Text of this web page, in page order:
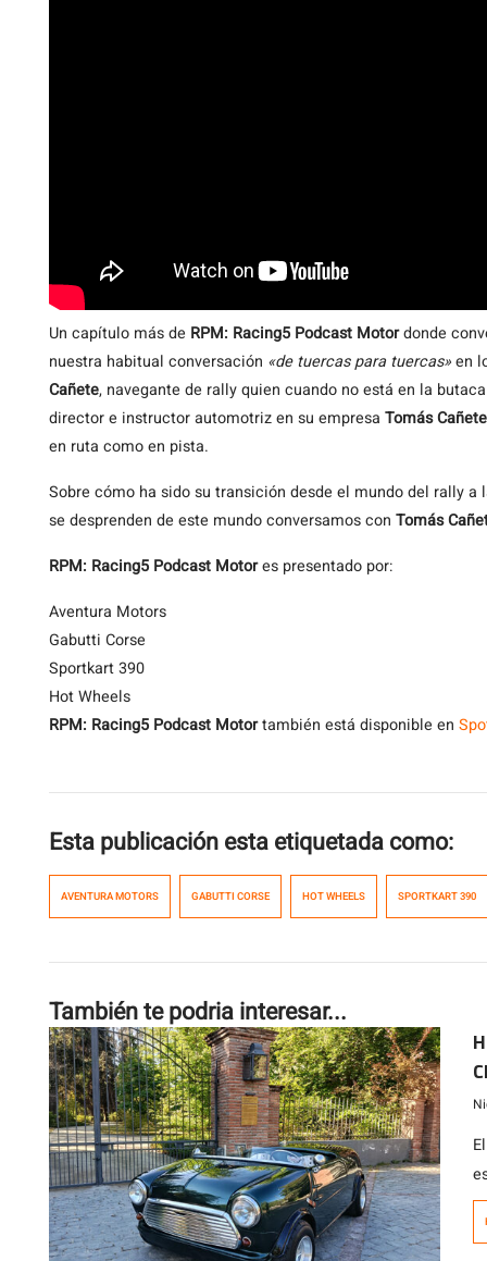
Un capítulo más de RPM: Racing5 Podcast Motordonde
nuestra habitual conversación «de tuercas para tuercas»en
Cañete, navegante de rally quien cuando no está en la
director e instructor automotriz en su empresa Tomás
en ruta como en pista.
Sobre cómo ha sido su transición desde el mundo del rally
se desprenden de este mundo conversamos con Tomás
RPM: Racing5 Podcast Motores presentado por:
Aventura Motors
Gabutti Corse
Sportkart 390
Hot Wheels
RPM: Racing5 Podcast Motortambién está disponible en
Esta publicación esta etiquetada como:
AVENTURA MOTORS GABUTTI CORSE HOT WHEELS SPORTKART 390
También te podria interesar...